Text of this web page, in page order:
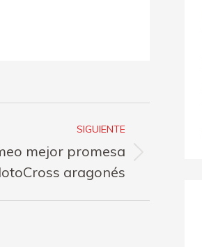
SIGUIENTE
mejor promesa
aragonés